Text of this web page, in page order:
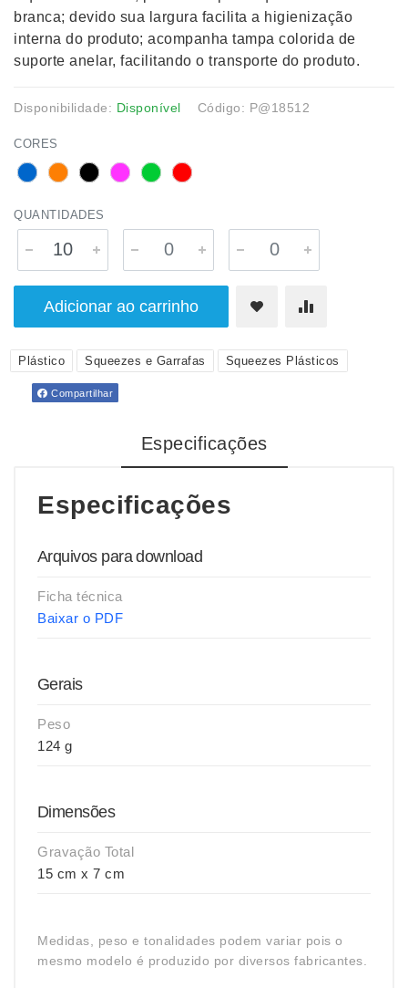
branca; devido sua largura facilita a higienização
interna do produto; acompanha tampa colorida de
suporte anelar, facilitando o transporte do produto.
Disponibilidade: Disponível Código: P@18512
CORES
QUANTIDADES
Adicionar ao carrinho
Plástico Squeezes e Garrafas Squeezes Plásticos
Compartilhar
Especificações
Especificações
Arquivos para download
Ficha técnica
Baixar o PDF
Gerais
Peso
124 g
Dimensões
Gravação Total
15 cm x 7 cm
Medidas, peso e tonalidades podem variar pois o
mesmo modelo é produzido por diversos fabricantes.